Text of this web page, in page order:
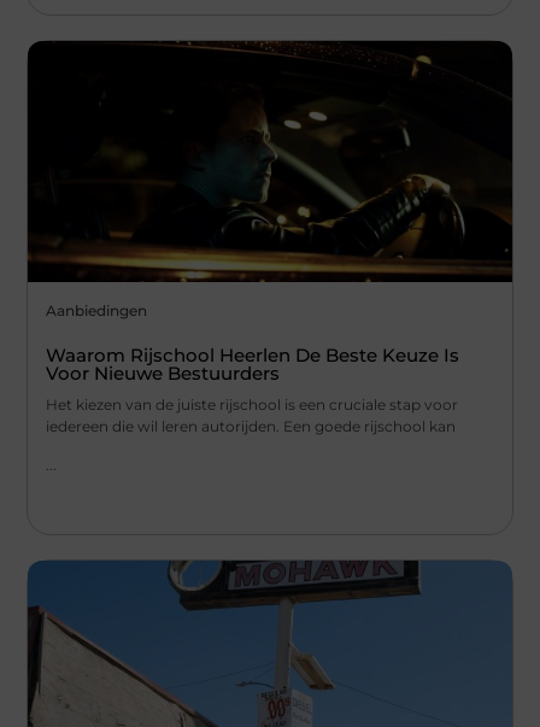
Aanbiedingen
Waarom Rijschool Heerlen De Beste Keuze Is
Voor Nieuwe Bestuurders
Het kiezen van de juiste rijschool is een cruciale stap voor
iedereen die wil leren autorijden. Een goede rijschool kan
...